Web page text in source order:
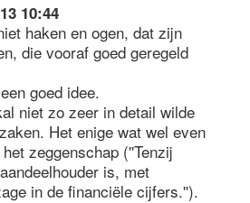
10:44
haken en ogen, dat zijn
die vooraf goed geregeld
goed idee.
niet zo zeer in detail wilde
Het enige wat wel even
zeggenschap (''Tenzij
is, met
in de financiële cijfers.'').